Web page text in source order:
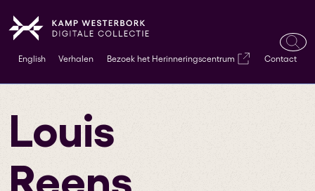
English Verhalen Bezoek het Herinneringscentrum Contact
Louis